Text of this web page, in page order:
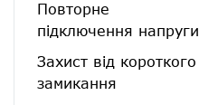
Повторне
підключення напруги
Захист від короткого
замикання